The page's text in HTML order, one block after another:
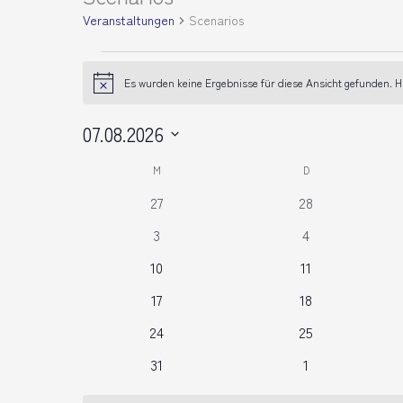
Veranstaltungen Scenarios
HinweisEs wurden keine Ergebnisse für diese Ansicht gefunden.
07.08.2026
M D
0
27
0
28
0
3
0
4
0
10
0
11
0
17
0
18
0
24
0
25
0
31
01